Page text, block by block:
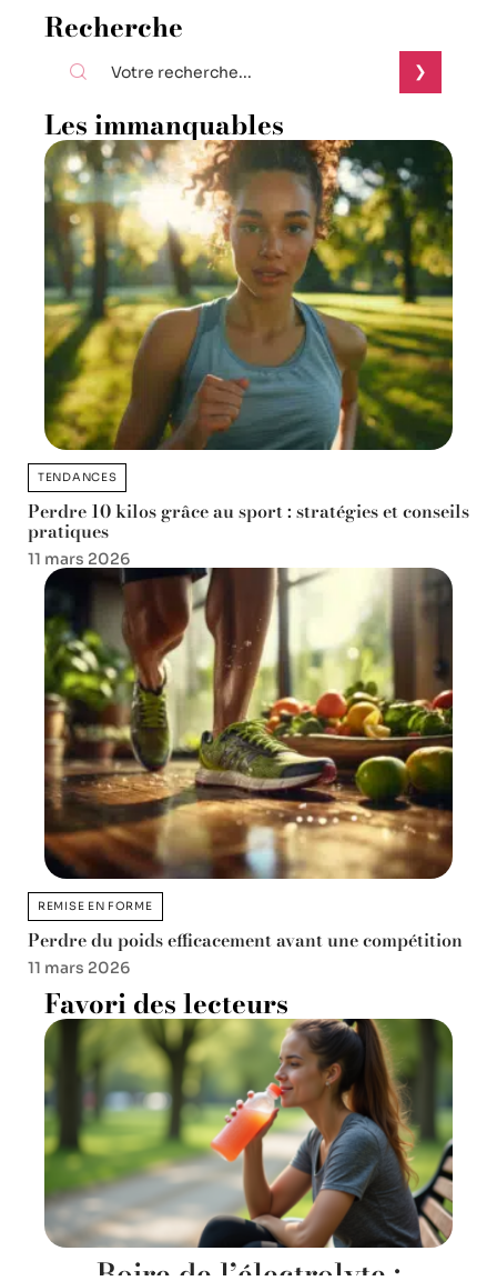
Recherche
Les immanquables
TENDANCES
Perdre 10 kilos grâce au sport : stratégies et conseils
pratiques
11 mars 2026
REMISE EN FORME
Perdre du poids efficacement avant une compétition
11 mars 2026
Favori des lecteurs